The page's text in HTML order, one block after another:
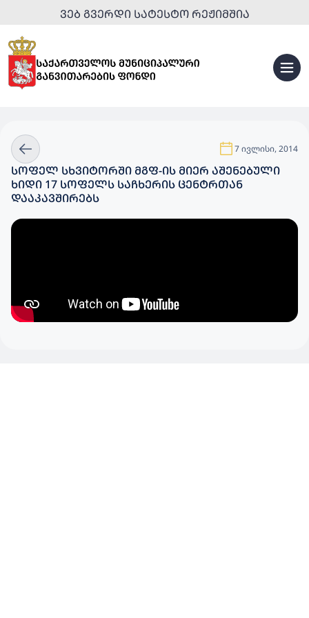
ᲕᲔᲑ ᲒᲕᲔᲠᲓᲘ ᲡᲐᲢᲔᲡᲢᲝ ᲠᲔᲟᲘᲛᲨᲘᲐ
7 ივლისი, 2014
ᲡᲝᲤᲔᲚ ᲡᲮᲕᲘᲢᲝᲠᲨᲘ ᲛᲒᲤ-ᲘᲡ ᲛᲘᲔᲠ ᲐᲨᲔᲜᲔᲑᲣᲚᲘ
ᲮᲘᲓᲘ 17 ᲡᲝᲤᲔᲚᲡ ᲡᲐᲩᲮᲔᲠᲘᲡ ᲪᲔᲜᲢᲠᲗᲐᲜ
ᲓᲐᲐᲙᲐᲕᲨᲘᲠᲔᲑᲡ